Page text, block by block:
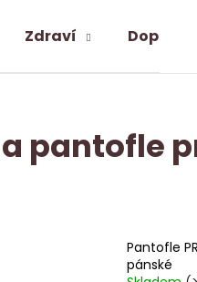
Zdraví Doplňky
pantofle
Pantofle
pánské